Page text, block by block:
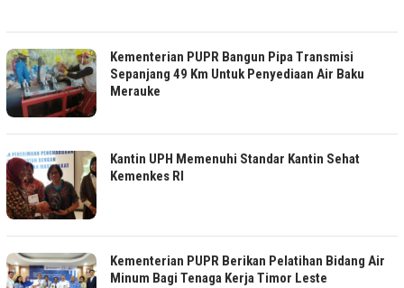
Kementerian PUPR Bangun Pipa Transmisi
Sepanjang 49 Km Untuk Penyediaan Air Baku
Merauke
Kantin UPH Memenuhi Standar Kantin Sehat
Kemenkes RI
Kementerian PUPR Berikan Pelatihan Bidang Air
Minum Bagi Tenaga Kerja Timor Leste